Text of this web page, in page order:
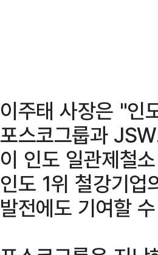
이주태 사장은 "인
포스코그룹과
이 인도 일관제철
인도 1위 철강기업
발전에도 기여할